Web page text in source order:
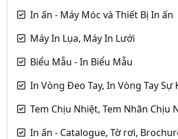
In ấn - Máy Móc và Thiết Bị In ấn
Máy In Lụa, Máy In Lưới
Biểu Mẫu - In Biểu Mẫu
In Vòng Đeo Tay, In Vòng Tay Sự
Tem Chịu Nhiệt, Tem Nhãn Chịu
In ấn - Catalogue, Tờ rơi,